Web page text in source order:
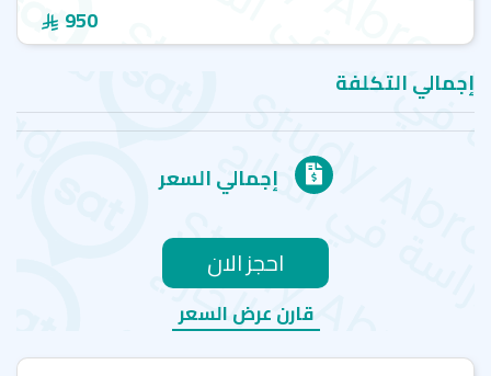
950
إجمالي التكلفة
إجمالي السعر
احجز الان
قارن عرض السعر